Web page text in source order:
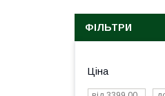
ФІЛЬТРИ
Ціна